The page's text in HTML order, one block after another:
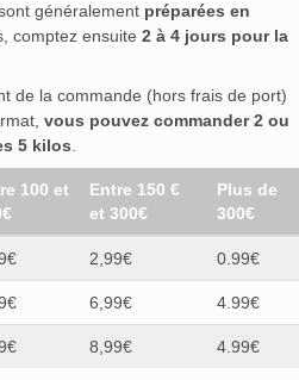
généralement préparées en
comptez ensuite 2 à 4 jours pour la
de la commande (hors frais de port)
vous pouvez commander 2 ou
5 kilos
100 et
Entre 150 €
et 300€
Plus de
300€
2,99€ 0.99€
6,99€ 4.99€
8,99€ 4.99€